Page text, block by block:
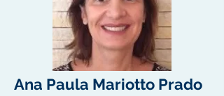
Ana Paula Mariotto Prado